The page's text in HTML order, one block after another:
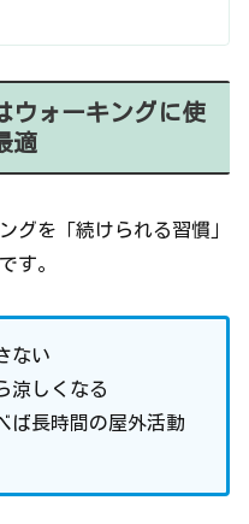
ウォーキングに使
適
グを「続けられる習慣」
す。
ない
涼しくなる
ば長時間の屋外活動